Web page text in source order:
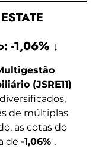
-1,06% ↓
(JSRE11)
de múltiplas
as cotas do
de -1,06% ,